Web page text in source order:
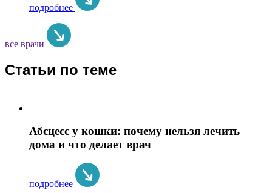
подробнее
все врачи
Статьи по теме
Абсцесс у кошки: почему нельзя лечить
дома и что делает врач
подробнее